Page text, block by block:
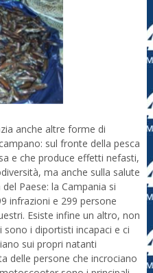
anche altre forme di
sul fronte della pesca
e che produce effetti nefasti,
ma anche sulla salute
Paese: la Campania si
infrazioni e 299 persone
Esiste infine un altro, non
sono i diportisti incapaci e ci
sui propri natanti
delle persone che incrociano